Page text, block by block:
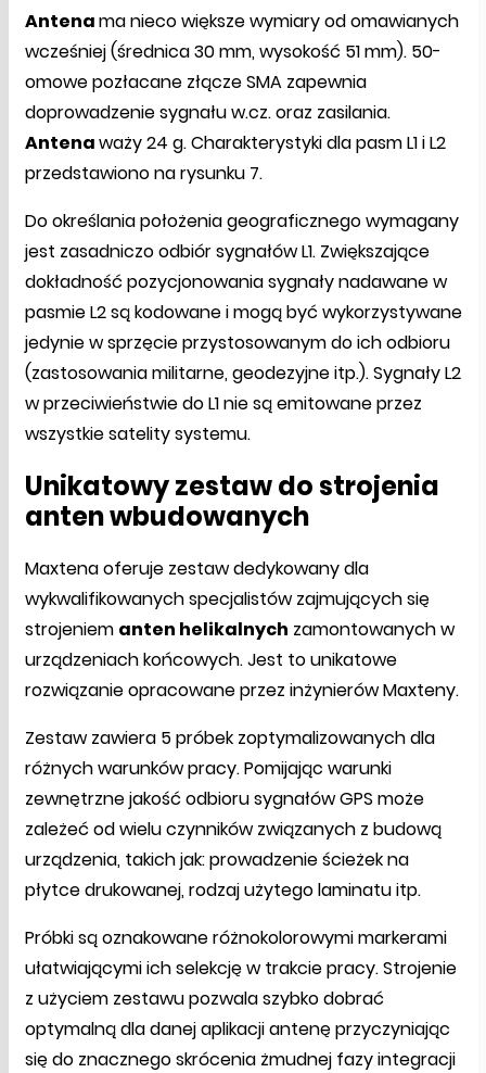
Antenama nieco większe wymiary od omawianych
wcześniej (średnica 30 mm, wysokość 51 mm). 50-
omowe pozłacane złącze SMA zapewnia
doprowadzenie sygnału w.cz. oraz zasilania.
Antenaważy 24 g. Charakterystyki dla pasm L1 i L2
przedstawiono na rysunku 7.
Do określania położenia geograficznego wymagany
jest zasadniczo odbiór sygnałów L1. Zwiększające
dokładność pozycjonowania sygnały nadawane w
pasmie L2 są kodowane i mogą być wykorzystywane
jedynie w sprzęcie przystosowanym do ich odbioru
(zastosowania militarne, geodezyjne itp.). Sygnały L2
w przeciwieństwie do L1 nie są emitowane przez
wszystkie satelity systemu.
Unikatowy zestaw do strojenia
anten wbudowanych
Maxtena oferuje zestaw dedykowany dla
wykwalifikowanych specjalistów zajmujących się
strojeniem anten helikalnych zamontowanych w
urządzeniach końcowych. Jest to unikatowe
rozwiązanie opracowane przez inżynierów Maxteny.
Zestaw zawiera 5 próbek zoptymalizowanych dla
różnych warunków pracy. Pomijając warunki
zewnętrzne jakość odbioru sygnałów GPS może
zależeć od wielu czynników związanych z budową
urządzenia, takich jak: prowadzenie ścieżek na
płytce drukowanej, rodzaj użytego laminatu itp.
Próbki są oznakowane różnokolorowymi markerami
ułatwiającymi ich selekcję w trakcie pracy. Strojenie
z użyciem zestawu pozwala szybko dobrać
optymalną dla danej aplikacji antenę przyczyniając
się do znacznego skrócenia żmudnej fazy integracji